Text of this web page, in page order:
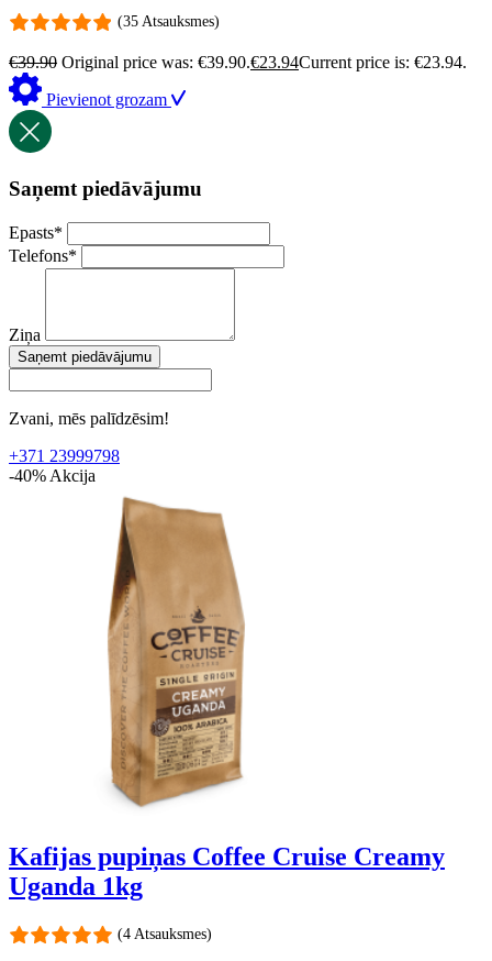
(35 Atsauksmes)
€39.90 Original price was: €39.90.€23.94Current price is: €23.94.
Pievienot grozam
Saņemt piedāvājumu
Epasts*
Telefons*
Ziņa
Saņemt piedāvājumu
Zvani, mēs palīdzēsim!
+371 23999798
-40% Akcija
Kafijas pupiņas Coffee Cruise Creamy
Uganda 1kg
(4 Atsauksmes)